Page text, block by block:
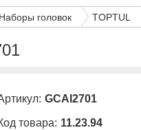
Наборы головок TOPTUL
GCAI2701
товара: 11.23.94